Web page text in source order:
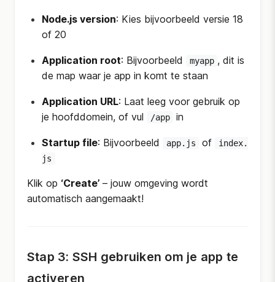
Node.js version: Kies bijvoorbeeld versie 18
of 20
Application root: Bijvoorbeeld myapp , dit is
de map waar je app in komt te staan
Application URL: Laat leeg voor gebruik op
je hoofddomein, of vul
/app in
Startup file: Bijvoorbeeld app.js of
index.
js
Klik op ‘Create’ – jouw omgeving wordt
automatisch aangemaakt!
Stap 3: SSH gebruiken om je app te
activeren